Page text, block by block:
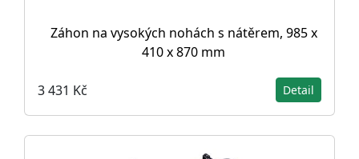
Záhon na vysokých nohách s nátěrem, 985 x
410 x 870 mm
3 431 Kč Detail